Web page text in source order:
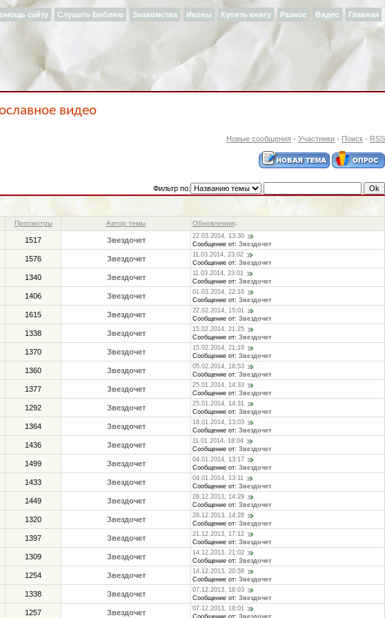
Главная
Видео
Разное
Купить книгу
Иконы
Знакомства
Слушать Библию
сайту
видео
Новые сообщения · Участники · Поиск · RSS
Фильтр по:
Просмотры Автор темы Обновления↓
1517 Звездочет
22.03.2014, 13:30
Сообщение от: Звездочет
1576 Звездочет
11.03.2014, 23:02
Сообщение от: Звездочет
1340 Звездочет
11.03.2014, 23:01
Сообщение от: Звездочет
1406 Звездочет
01.03.2014, 22:16
Сообщение от: Звездочет
1615 Звездочет
22.02.2014, 15:01
Сообщение от: Звездочет
1338 Звездочет
15.02.2014, 21:25
Сообщение от: Звездочет
1370 Звездочет
15.02.2014, 21:19
Сообщение от: Звездочет
1360 Звездочет
05.02.2014, 18:53
Сообщение от: Звездочет
1377 Звездочет
25.01.2014, 14:33
Сообщение от: Звездочет
1292 Звездочет
25.01.2014, 14:31
Сообщение от: Звездочет
1364 Звездочет
18.01.2014, 13:03
Сообщение от: Звездочет
1436 Звездочет
11.01.2014, 18:04
Сообщение от: Звездочет
1499 Звездочет
04.01.2014, 13:17
Сообщение от: Звездочет
1433 Звездочет
04.01.2014, 13:11
Сообщение от: Звездочет
1449 Звездочет
28.12.2013, 14:29
Сообщение от: Звездочет
1320 Звездочет
28.12.2013, 14:28
Сообщение от: Звездочет
1397 Звездочет
21.12.2013, 17:12
Сообщение от: Звездочет
1309 Звездочет
14.12.2013, 21:02
Сообщение от: Звездочет
1254 Звездочет
14.12.2013, 20:58
Сообщение от: Звездочет
1338 Звездочет
07.12.2013, 18:03
Сообщение от: Звездочет
1257 Звездочет
07.12.2013, 18:01
Сообщение от: Звездочет